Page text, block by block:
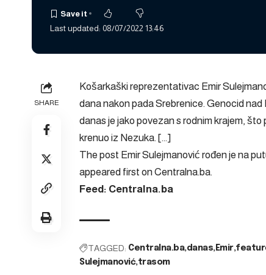
Last updated: 08/07/2022 13:46
SHARE
Košarkaški reprezentativac Emir
dana nakon pada Srebrenice. Genocid
danas je jako povezan s rodnim krajem,
krenuo iz Nezuka. […]
The post Emir Sulejmanović rođen je na
appeared first onCentralna.ba.
Feed: Centralna.ba
TAGGED: Centralna.ba danas Emir
Sulejmanović trasom